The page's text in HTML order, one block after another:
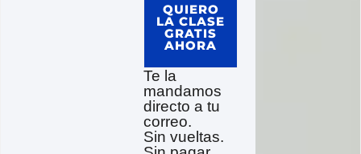
QUIERO
LA CLASE
GRATIS
AHORA
Te la
mandamos
directo a tu
correo.
Sin vueltas.